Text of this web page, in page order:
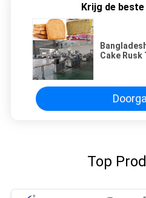
Krijg de
Cake
Top